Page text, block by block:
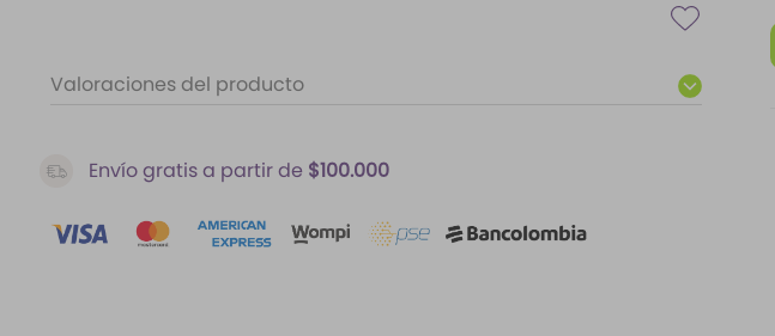
Valoraciones del producto
Envío gratis a partir de $100.000